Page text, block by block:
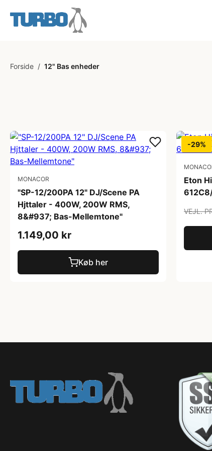
Forside / 12" Bas enheder
MONACOR
"SP-12/200PA 12" DJ/Scene PA
Hjttaler - 400W, 200W RMS,
8&#937; Bas-Mellemtone"
1.149,00 kr
Køb her
-29%
Eton
VEJL.